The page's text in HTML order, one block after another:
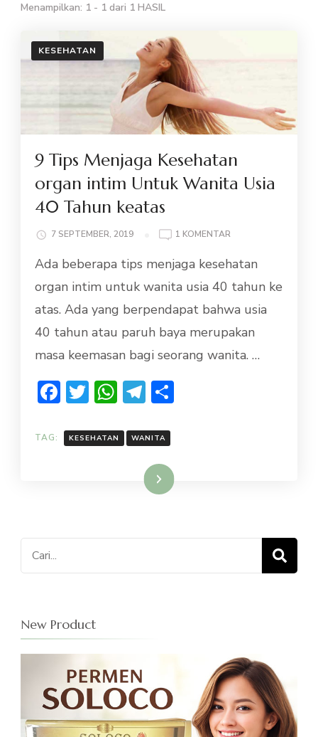
Menampilkan: 1 - 1 dari 1 HASIL
KESEHATAN
9 Tips Menjaga Kesehatan
organ intim Untuk Wanita Usia
40 Tahun keatas
7 SEPTEMBER, 2019 1 KOMENTAR
TIPS
KESEHATAN
ORGAN
UNTUK
WANITA
Ada beberapa tips menjaga kesehatan
organ intim untuk wanita usia 40 tahun ke
atas. Ada yang berpendapat bahwa usia
40 tahun atau paruh baya merupakan
masa keemasan bagi seorang wanita. …
Facebook
Twitter
WhatsApp
Telegram
TAG: KESEHATAN WANITA
Baca Selengkapnya
Cari
untuk:
New Product